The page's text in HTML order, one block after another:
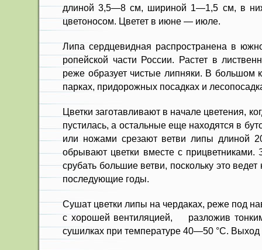
длиной 3,5—8 см, шириной 1—1,5 см, в
цветоносом. Цветет в июне — июле.
Липа сердцевидная распростране­на в
ропейской части России. Растет в
реже образует чистые липняки. В большом
парках, при­дорожных посадках и
Цветки заготавливают в начале цветения,
пустилась, а остальные еще находятся в
или ножами срезают ветви липы длиной
обрывают цветки вместе с прицветниками.
срубать большие ветви, поскольку это
последующие годы.
Сушат цветки липы на чердаках, реже под
с хорошей вентиляцией, разложив
сушилках при температуре 40—50 °С.